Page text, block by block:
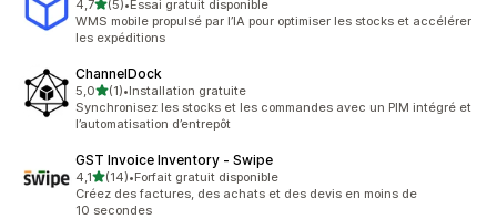
4,7étoile(s) sur 5
(5)
5 avis au total
•Essai gratuit disponible
WMS mobile propulsé par l’IA pour optimiser les stocks et accélérer
les expéditions
ChannelDock
5,0étoile(s) sur 5
(1)
1 avis au total
•Installation gratuite
Synchronisez les stocks et les commandes avec un PIM intégré et
l’automatisation d’entrepôt
GST Invoice Inventory ‑ Swipe
4,1étoile(s) sur 5
(14)
14 avis au total
•Forfait gratuit disponible
Créez des factures, des achats et des devis en moins de
10 secondes